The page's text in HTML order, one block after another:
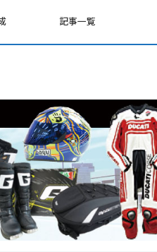
記事一覧